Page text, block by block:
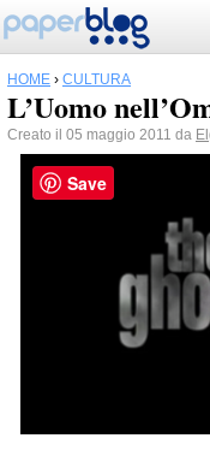
HOME › CULTURA
L’Uomo
Creato il 05 maggio 2011 da
Save